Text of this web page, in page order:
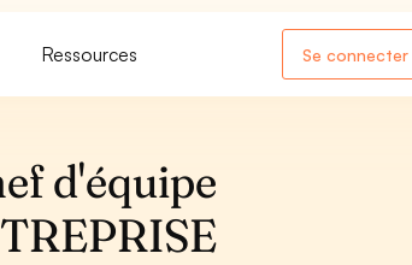
Ressources Se connecter
d'équipe